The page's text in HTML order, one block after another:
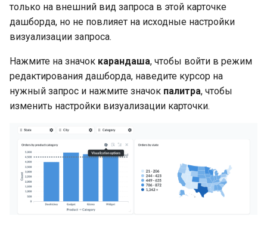
только на внешний вид запроса в этой карточке
дашборда, но не повлияет на исходные настройки
визуализации запроса.
Нажмите на значок карандаша, чтобы войти в режим
редактирования дашборда, наведите курсор на
нужный запрос и нажмите значок палитра, чтобы
изменить настройки визуализации карточки.